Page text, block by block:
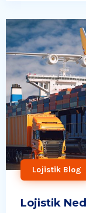
Lojistik Blog
Lojistik